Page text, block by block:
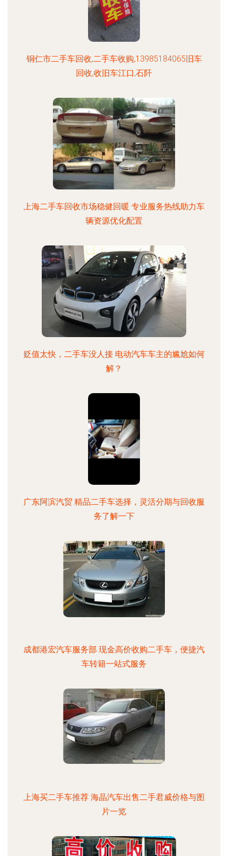
铜仁市二手车回收,二手车收购,13985184065旧车
回收,收旧车江口,石阡
上海二手车回收市场稳健回暖 专业服务热线助力车
辆资源优化配置
贬值太快，二手车没人接 电动汽车车主的尴尬如何
解？
广东阿滨汽贸 精品二手车选择，灵活分期与回收服
务了解一下
成都港宏汽车服务部 现金高价收购二手车，便捷汽
车转籍一站式服务
上海买二手车推荐 海晶汽车出售二手君威价格与图
片一览